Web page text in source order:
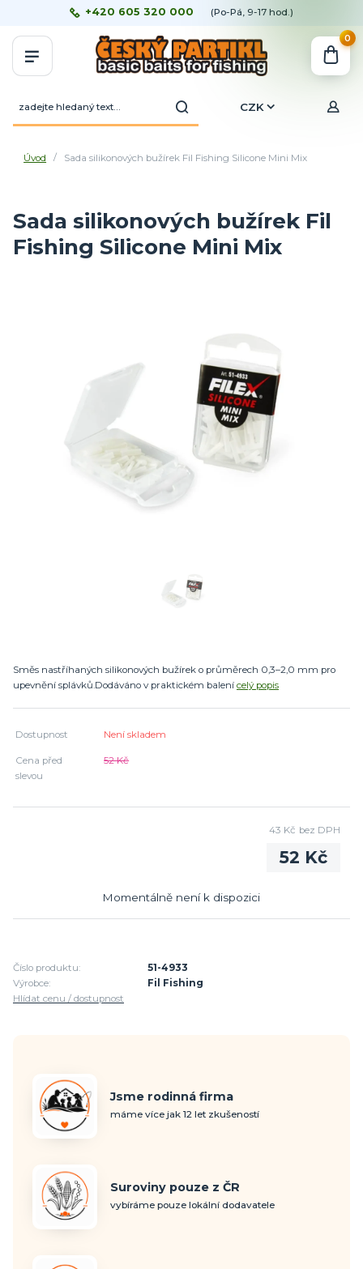
CZK
+420 605 320 000 (Po-Pá, 9-17 hod.)
0
Úvod Sada silikonových bužírek Fil Fishing Silicone Mini Mix
Sada silikonových bužírek Fil
Fishing Silicone Mini Mix
Směs nastříhaných silikonových bužírek o průměrech 0,3–2,0 mm pro
upevnění splávků.Dodáváno v praktickém balení celý popis
Dostupnost Není skladem
Cena před
slevou
52 Kč
52 Kč
43 Kč bez DPH
Momentálně není k dispozici
Číslo produktu:
51-4933
Výrobce:
Fil Fishing
Hlídat cenu / dostupnost
Jsme rodinná firma
máme více jak 12 let zkušeností
Suroviny pouze z ČR
vybíráme pouze lokální dodavatele